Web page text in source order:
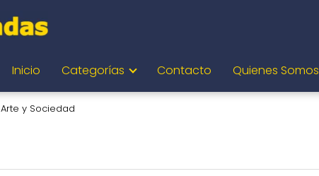
Inicio Categorías Contacto Quienes Somos
Arte y Sociedad